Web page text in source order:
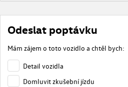
Odeslat poptávku
Mám zájem o toto vozidlo a chtěl bych:
Detail vozidla
Domluvit zkušební jízdu